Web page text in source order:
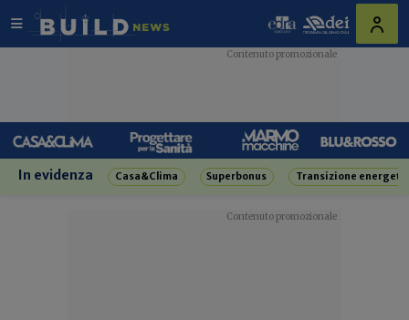
In evidenza Casa&Clima Superbonus Transizione